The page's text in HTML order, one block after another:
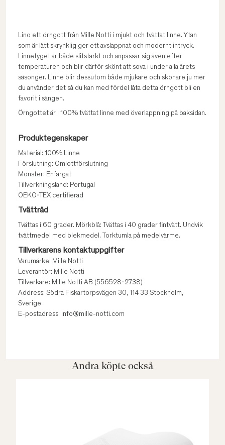
Lino ett örngott från Mille Notti i mjukt och tvättat linne. Ytan
som är lätt skrynklig ger ett avslappnat och modernt intryck.
Linnetyget är både slitstarkt och anpassar sig även efter
temperaturen och blir därför skönt att sova i under alla årets
säsonger. Linne blir dessutom både mjukare och skönare ju mer
du använder det så du kan med fördel låta detta örngott bli en
favorit i sängen.
Örngottet är i 100% tvättat linne med överlappning på baksidan.
Produktegenskaper
Material: 100% Linne
Förslutning: Omlottförslutning
Mönster: Enfärgat
Tillverkningsland: Portugal
OEKO-TEX certifierad
Tvättråd
Tvättas i 60 grader. Mörkblå: Tvättas i 40 grader fintvätt. Undvik
tvättmedel med blekmedel. Torktumla på medelvärme.
Tillverkarens kontaktuppgifter
Varumärke: Mille Notti
Leverantör: Mille Notti
Tillverkare: Mille Notti AB (556528-2738)
Address: Södra Fiskartorpsvägen 30, 114 33 Stockholm,
Sverige
E-postadress: info@mille-notti.com
Andra köpte också